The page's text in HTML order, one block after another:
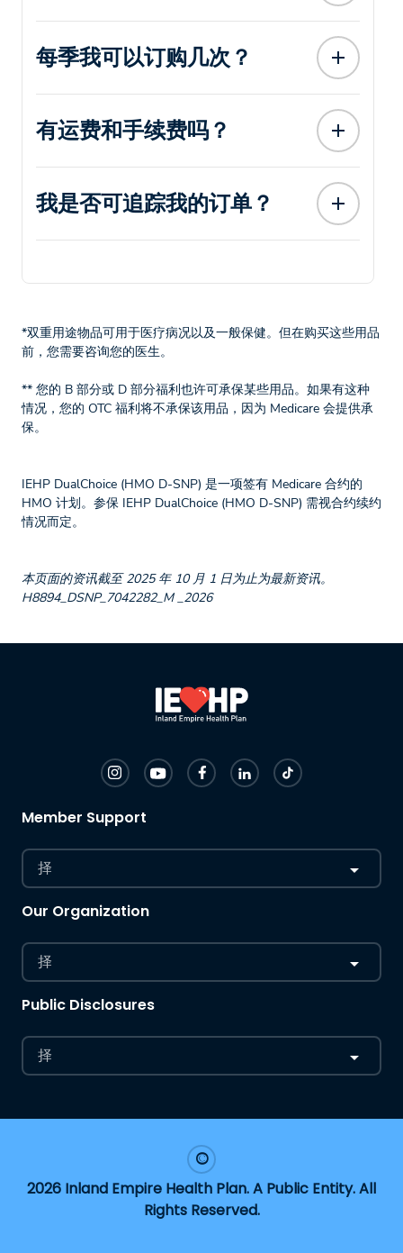
每季我可以订购几次？
有运费和手续费吗？
我是否可追踪我的订单？
*双重用途物品可用于医疗病况以及一般保健。但在购买这些用品
前，您需要咨询您的医生。
** 您的 B 部分或 D 部分福利也许可承保某些用品。如果有这种
情况，您的 OTC 福利将不承保该用品，因为 Medicare 会提供承
保。
IEHP DualChoice (HMO D-SNP) 是一项签有 Medicare 合约的
HMO 计划。参保 IEHP DualChoice (HMO D-SNP) 需视合约续约
情况而定。
本页面的资讯截至 2025 年 10 月 1 日为止为最新资讯。
H8894_DSNP_7042282_M _2026
Member Support
择
Our Organization
择
Public Disclosures
择
2026 Inland Empire Health Plan. A Public Entity. All
Rights Reserved.